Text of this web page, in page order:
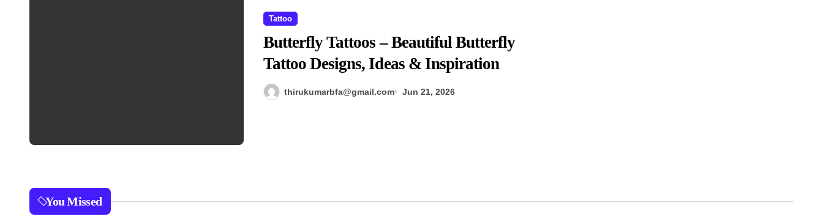
Tattoo
Butterfly Tattoos – Beautiful Butterfly
Tattoo Designs, Ideas & Inspiration
thirukumarbfa@gmail.com Jun 21, 2026
You Missed